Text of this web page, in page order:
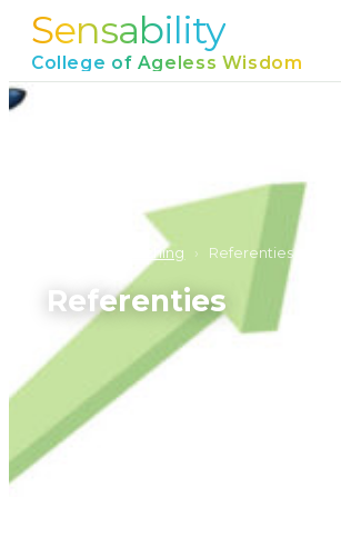
naar
inhoud
Sensability
College of Ageless Wisdom
Coaching › Referenties
Referenties